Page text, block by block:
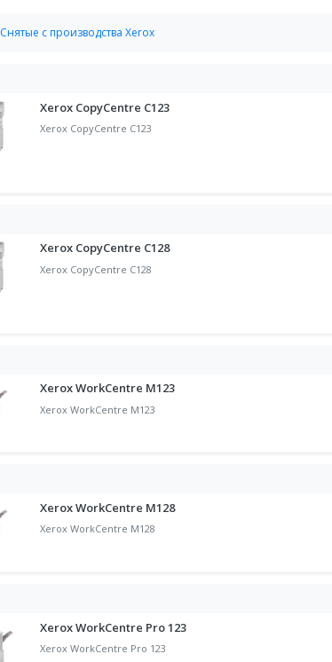
Снятые с производства Xerox
Xerox CopyCentre C123
Xerox CopyCentre C123
Xerox CopyCentre C128
Xerox CopyCentre C128
Xerox WorkCentre M123
Xerox WorkCentre M123
Xerox WorkCentre M128
Xerox WorkCentre M128
Xerox WorkCentre Pro 123
Xerox WorkCentre Pro 123